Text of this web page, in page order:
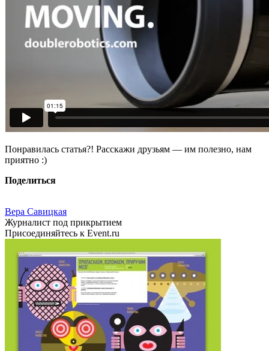
Понравилась статья?! Расскажи друзьям — им полезно, нам
приятно :)
Поделиться
Вера Савицкая
Журналист под прикрытием
Присоединяйтесь к Event.ru